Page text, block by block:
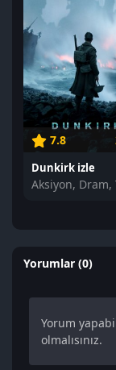
7.8
Dunkirk izle
Yorumlar (0)
Yorum
olmalısınız.